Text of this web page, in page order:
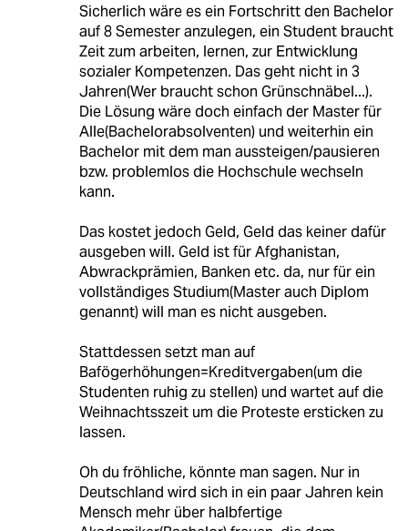
Sicherlich wäre es ein Fortschritt den Bachelor
auf 8 Semester anzulegen, ein Student braucht
Zeit zum arbeiten, lernen, zur Entwicklung
sozialer Kompetenzen. Das geht nicht in 3
Jahren(Wer braucht schon Grünschnäbel...).
Die Lösung wäre doch einfach der Master für
Alle(Bachelorabsolventen) und weiterhin ein
Bachelor mit dem man aussteigen/pausieren
bzw. problemlos die Hochschule wechseln
kann.
Das kostet jedoch Geld, Geld das keiner dafür
ausgeben will. Geld ist für Afghanistan,
Abwrackprämien, Banken etc. da, nur für ein
vollständiges Studium(Master auch Diplom
genannt) will man es nicht ausgeben.
Stattdessen setzt man auf
Bafögerhöhungen=Kreditvergaben(um die
Studenten ruhig zu stellen) und wartet auf die
Weihnachtsszeit um die Proteste ersticken zu
lassen.
Oh du fröhliche, könnte man sagen. Nur in
Deutschland wird sich in ein paar Jahren kein
Mensch mehr über halbfertige